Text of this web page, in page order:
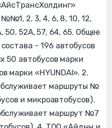
2, 3, 4, 6, 8, 10, 12,
50, 52А, 57, 64, 65. Общее
- 196 автобусов
50 автобусов марки
марки «HYUNDAI». 2.
маршруты №
и микроавтобусов).
маршрут №7